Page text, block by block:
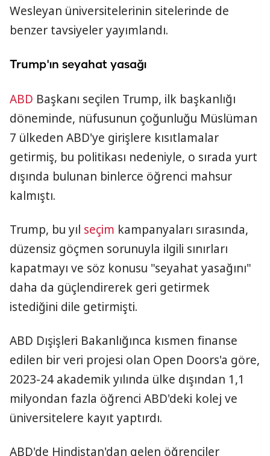
Wesleyan üniversitelerinin sitelerinde de
benzer tavsiyeler yayımlandı.
Trump'ın seyahat yasağı
ABD Başkanı seçilen Trump, ilk başkanlığı
döneminde, nüfusunun çoğunluğu Müslüman
7 ülkeden ABD'ye girişlere kısıtlamalar
getirmiş, bu politikası nedeniyle, o sırada yurt
dışında bulunan binlerce öğrenci mahsur
kalmıştı.
Trump, bu yıl seçim kampanyaları sırasında,
düzensiz göçmen sorunuyla ilgili sınırları
kapatmayı ve söz konusu "seyahat yasağını"
daha da güçlendirerek geri getirmek
istediğini dile getirmişti.
ABD Dışişleri Bakanlığınca kısmen finanse
edilen bir veri projesi olan Open Doors'a göre,
2023-24 akademik yılında ülke dışından 1,1
milyondan fazla öğrenci ABD'deki kolej ve
üniversitelere kayıt yaptırdı.
ABD'de Hindistan'dan gelen öğrenciler